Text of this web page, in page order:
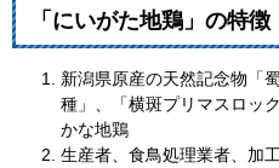
「にいがた地鶏」の特徴
新潟県原産の天然記念物「
種」、「横斑プリマスロッ
かな地鶏
生産者、食鳥処理業者、加